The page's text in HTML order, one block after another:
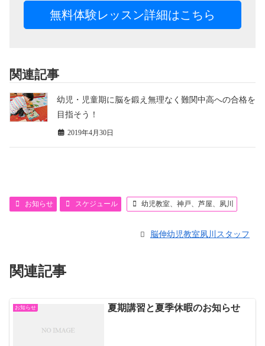
無料体験レッスン詳細はこちら
関連記事
幼児・児童期に脳を鍛え無理なく難関中高への合格を
目指そう！
2019年4月30日
お知らせ スケジュール 幼児教室、神戸、芦屋、夙川
脳伸幼児教室夙川スタッフ
関連記事
お知らせ 夏期講習と夏季休暇のお知らせ